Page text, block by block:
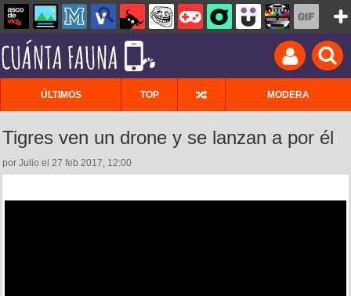
ÚLTIMOS TOP MODERA
Tigres ven un drone y se lanzan a por él
por Julio el 27 feb 2017, 12:00